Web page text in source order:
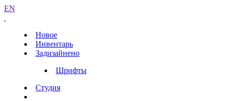
EN
Новое
Инвентарь
Задизайнено
Шрифты
Студия